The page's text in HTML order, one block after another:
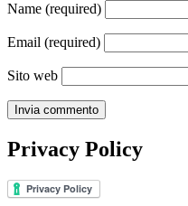
Name (required)
Email (required)
Sito web
Privacy Policy